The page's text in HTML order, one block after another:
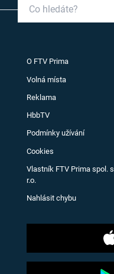
O FTV Prima
Volná místa
Reklama
HbbTV
Podmínky užívání
Cookies
Vlastník FTV Prima spol. s
r.o.
Nahlásit chybu